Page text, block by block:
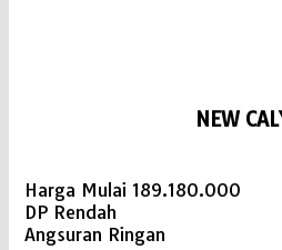
NEW
Harga Mulai 189.180.000
DP Rendah
Angsuran Ringan